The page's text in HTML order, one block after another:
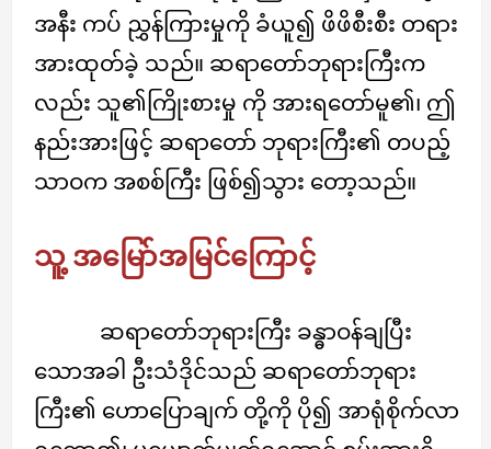
အနီး ကပ် ညွှန်ကြားမှုကို ခံယူ၍ ဖိဖိစီးစီး တရား
အားထုတ်ခဲ့ သည်။ ဆရာတော်ဘုရားကြီးက
လည်း သူ၏ကြိုးစားမှု ကို အားရတော်မူ၏၊ ဤ
နည်းအားဖြင့် ဆရာတော် ဘုရားကြီး၏ တပည့်
သာဝက အစစ်ကြီး ဖြစ်၍သွား တော့သည်။
သူ့ အမြော်အမြင်ကြောင့်
ဆရာတော်ဘုရားကြီး ခန္ဓာဝန်ချပြီး
သောအခါ ဦးသံဒိုင်သည် ဆရာတော်ဘုရား
ကြီး၏ ဟောပြောချက် တို့ကို ပို၍ အာရုံစိုက်လာ